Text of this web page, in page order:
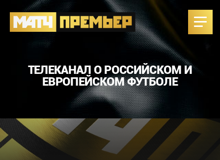
ТЕЛЕКАНАЛ О РОССИЙСКОМ И
ЕВРОПЕЙСКОМ ФУТБОЛЕ